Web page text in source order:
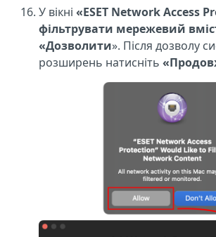
У вікні «ESET Network Access
фільтрувати мережевий
«Дозволити». Після дозволу
розширень натисніть